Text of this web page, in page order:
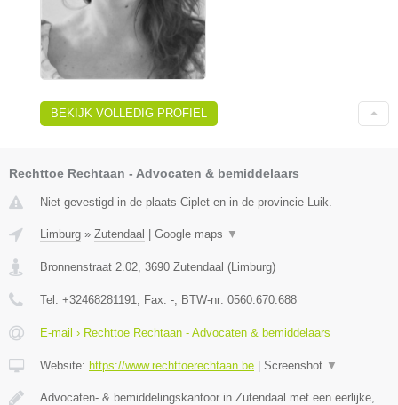
BEKIJK VOLLEDIG PROFIEL
Rechttoe Rechtaan - Advocaten & bemiddelaars
Niet gevestigd in de plaats Ciplet en in de provincie Luik.
Limburg » Zutendaal | Google maps ▼
Bronnenstraat 2.02 3690 Zutendaal (Limburg)
Tel: +32468281191 , Fax: - , BTW-nr: 0560.670.688
E-mail › Rechttoe Rechtaan - Advocaten & bemiddelaars
Website: https://www.rechttoerechtaan.be | Screenshot ▼
Advocaten- & bemiddelingskantoor in Zutendaal met een eerlijke,